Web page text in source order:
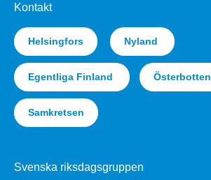
Kontakt
Helsingfors Nyland
Egentliga Finland Österbotten
Samkretsen
Svenska riksdagsgruppen